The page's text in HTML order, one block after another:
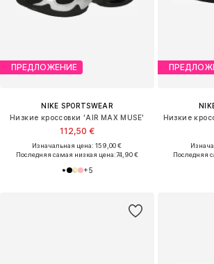
ПРЕДЛОЖЕНИЕ
NIKE SPORTSWEAR
Низкие кроссовки 'AIR MAX MUSE'
112,50 €
Изначальная цена: 159,00 €
Последняя самая низкая цена:74,90 €
+5
Последняя